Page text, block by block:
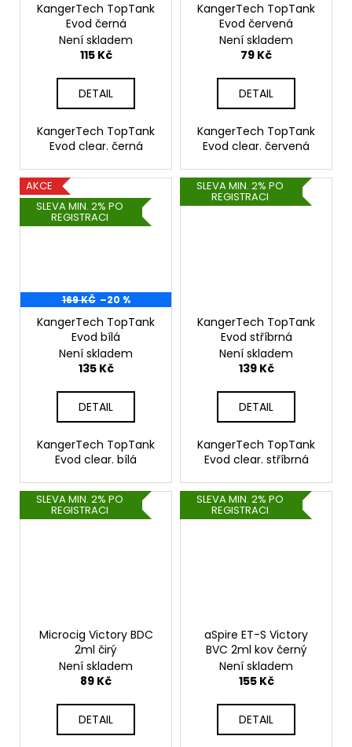
KangerTech TopTank
Evod černá
Není skladem
115 Kč
DETAIL
KangerTech TopTank
Evod clear. černá
KangerTech TopTank
Evod červená
Není skladem
79 Kč
DETAIL
KangerTech TopTank
Evod clear. červená
AKCE
SLEVA MIN. 2% PO
REGISTRACI
169 KČ –20 %
KangerTech TopTank
Evod bílá
Není skladem
135 Kč
DETAIL
KangerTech TopTank
Evod clear. bílá
SLEVA MIN. 2% PO
REGISTRACI
KangerTech TopTank
Evod stříbrná
Není skladem
139 Kč
DETAIL
KangerTech TopTank
Evod clear. stříbrná
SLEVA MIN. 2% PO
REGISTRACI
Microcig Victory BDC
2ml čirý
Není skladem
89 Kč
DETAIL
SLEVA MIN. 2% PO
REGISTRACI
aSpire ET-S Victory
BVC 2ml kov černý
Není skladem
155 Kč
DETAIL